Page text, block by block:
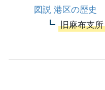
図説 港区の歴史
旧麻布支所